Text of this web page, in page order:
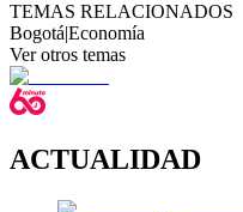
TEMAS RELACIONADOS
BogotáEconomía
Ver otros temas
ACTUALIDAD